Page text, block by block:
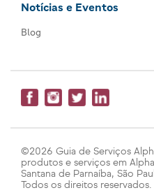
Notícias e Eventos
Blog
©2026 Guia de Serviços
produtos e serviços em
Santana de Parnaíba, São
Todos os direitos reservados.